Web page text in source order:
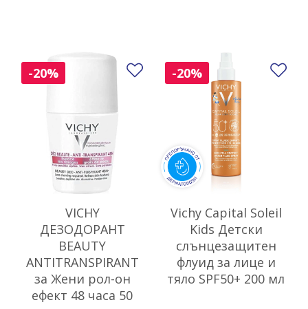
VICHY
ДЕЗОДОРАНТ
BEAUTY
ANTITRANSPIRANT
за Жени рол-он
ефект 48 часа 50
-20% Добави в любими
Vichy Capital Soleil
Kids Детски
слънцезащитен
флуид за лице и
тяло SPF50+ 200 мл
-20%